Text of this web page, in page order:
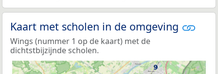
Kaart met scholen in de omgeving
Wings (nummer 1 op de kaart) met de
dichtstbijzijnde scholen.